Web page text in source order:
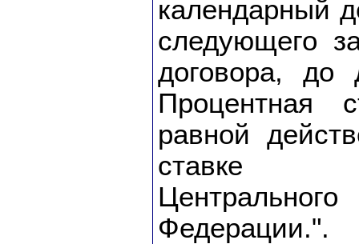
календарный
следующего
договора, до
Процентная
равной
ставке
Федерации.".